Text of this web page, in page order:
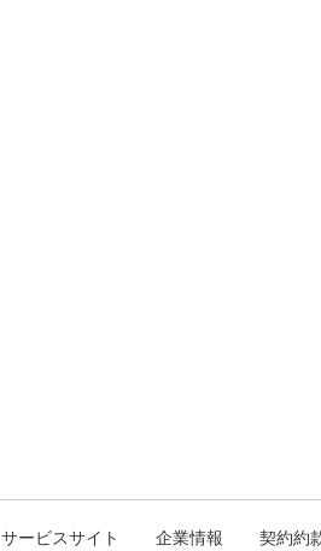
サービスサイト 企業情報 契約約